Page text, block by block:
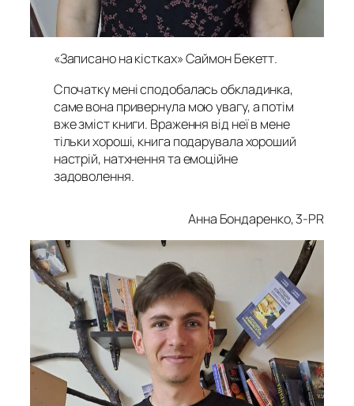
«Записано на кістках» Саймон Бекетт.
Спочатку мені сподобалась обкладинка,
саме вона привернула мою увагу, а потім
вже зміст книги. Враження від неї в мене
тільки хороші, книга подарувала хороший
настрій, натхнення та емоційне
задоволення.
Анна Бондаренко, 3-PR